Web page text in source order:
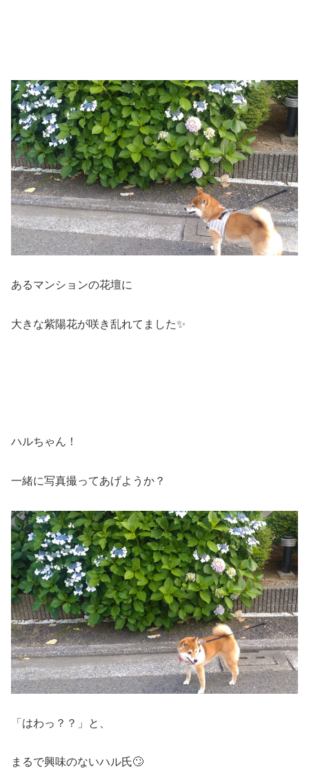
あるマンションの花壇に
大きな紫陽花が咲き乱れてました✨
ハルちゃん！
一緒に写真撮ってあげようか？
「はわっ？？」と、
まるで興味のないハル氏🙄